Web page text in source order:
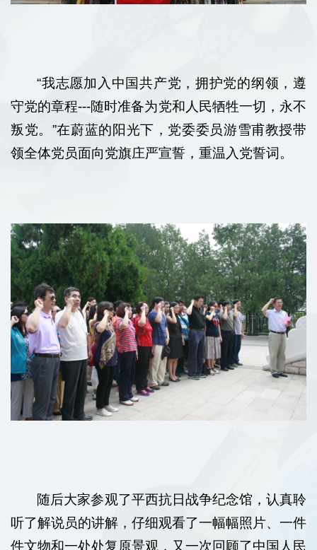
“我志愿加入中国共产党，拥护党的纲领，遵
守党的章程---随时准备为党和人民牺牲一切，永不
叛党。”在蔚蓝的阳光下，党委委员游雪甫教授带
领全体党员面向党旗庄严宣誓，重温入党誓词。
随后大家参观了平西抗日战争纪念馆，认真聆
听了解说员的讲解，仔细观看了一幅幅照片、一件
件文物和一处处复原景观，又一次回顾了中国人民